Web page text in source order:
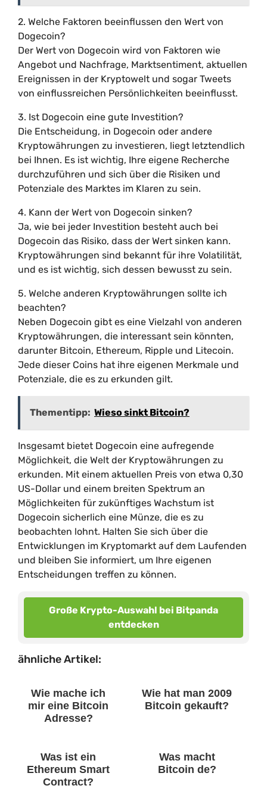
2. Welche Faktoren beeinflussen den Wert von
Dogecoin?
Der Wert von Dogecoin wird von Faktoren wie
Angebot und Nachfrage, Marktsentiment, aktuellen
Ereignissen in der Kryptowelt und sogar Tweets
von einflussreichen Persönlichkeiten beeinflusst.
3. Ist Dogecoin eine gute Investition?
Die Entscheidung, in Dogecoin oder andere
Kryptowährungen zu investieren, liegt letztendlich
bei Ihnen. Es ist wichtig, Ihre eigene Recherche
durchzuführen und sich über die Risiken und
Potenziale des Marktes im Klaren zu sein.
4. Kann der Wert von Dogecoin sinken?
Ja, wie bei jeder Investition besteht auch bei
Dogecoin das Risiko, dass der Wert sinken kann.
Kryptowährungen sind bekannt für ihre Volatilität,
und es ist wichtig, sich dessen bewusst zu sein.
5. Welche anderen Kryptowährungen sollte ich
beachten?
Neben Dogecoin gibt es eine Vielzahl von anderen
Kryptowährungen, die interessant sein könnten,
darunter Bitcoin, Ethereum, Ripple und Litecoin.
Jede dieser Coins hat ihre eigenen Merkmale und
Potenziale, die es zu erkunden gilt.
Thementipp: Wieso sinkt Bitcoin?
Insgesamt bietet Dogecoin eine aufregende
Möglichkeit, die Welt der Kryptowährungen zu
erkunden. Mit einem aktuellen Preis von etwa 0,30
US-Dollar und einem breiten Spektrum an
Möglichkeiten für zukünftiges Wachstum ist
Dogecoin sicherlich eine Münze, die es zu
beobachten lohnt. Halten Sie sich über die
Entwicklungen im Kryptomarkt auf dem Laufenden
und bleiben Sie informiert, um Ihre eigenen
Entscheidungen treffen zu können.
Große Krypto-Auswahl bei Bitpanda
entdecken
ähnliche Artikel:
Wie mache ich
mir eine Bitcoin
Adresse?
Wie hat man 2009
Bitcoin gekauft?
Was ist ein
Ethereum Smart
Contract?
Was macht
Bitcoin de?